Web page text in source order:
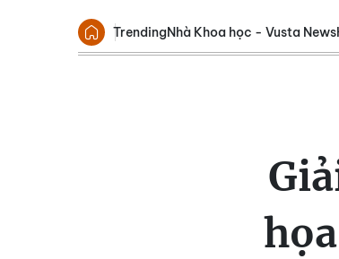
TrendingNhà Khoa học - Vusta News